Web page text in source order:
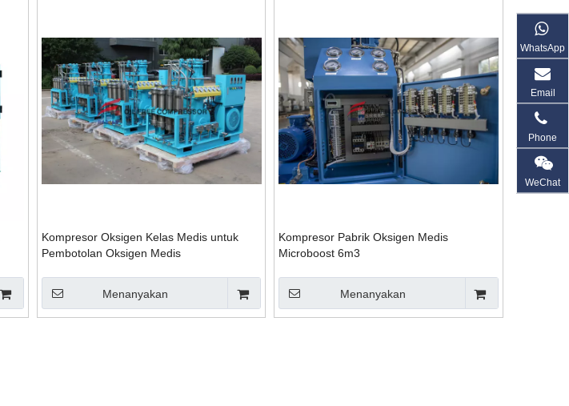
Kompresor Oksigen Kelas Medis untuk
Pembotolan Oksigen Medis
Menanyakan
Kompresor Pabrik Oksigen Medis
Microboost 6m3
Menanyakan
WhatsApp
Email
Phone
WeChat